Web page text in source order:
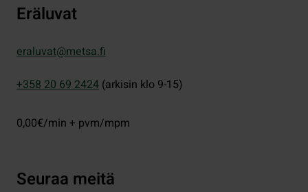
Eräluvat
eraluvat@metsa.fi
+358 20 69 2424 (arkisin klo 9-15)
0,00€/min + pvm/mpm
Seuraa meitä